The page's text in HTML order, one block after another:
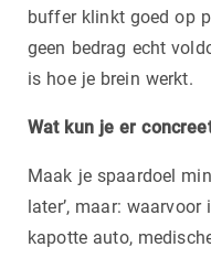
buffer klinkt goed op
geen bedrag echt
is hoe je brein werkt.
Wat kun je er
Maak je spaardoel
later’, maar:
kapotte auto,